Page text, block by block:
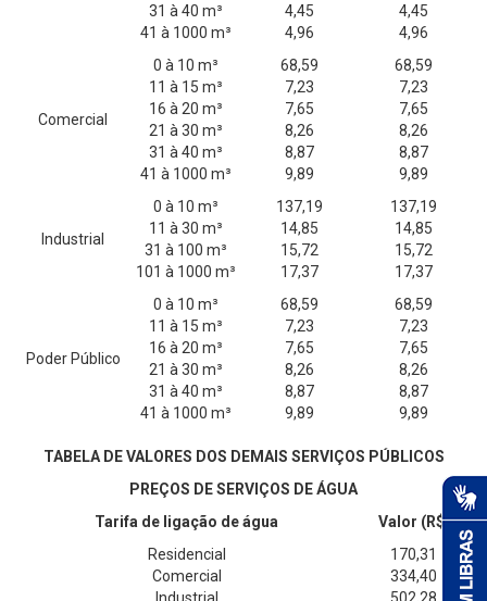
31 à 40 m³
41 à 1000 m³
4,45
4,96
4,45
4,96
Comercial
0 à 10 m³
11 à 15 m³
16 à 20 m³
21 à 30 m³
31 à 40 m³
41 à 1000 m³
68,59
7,23
7,65
8,26
8,87
9,89
68,59
7,23
7,65
8,26
8,87
9,89
Industrial
0 à 10 m³
11 à 30 m³
31 à 100 m³
101 à 1000 m³
137,19
14,85
15,72
17,37
137,19
14,85
15,72
17,37
Poder Público
0 à 10 m³
11 à 15 m³
16 à 20 m³
21 à 30 m³
31 à 40 m³
41 à 1000 m³
68,59
7,23
7,65
8,26
8,87
9,89
68,59
7,23
7,65
8,26
8,87
9,89
TABELA DE VALORES DOS DEMAIS SERVIÇOS PÚBLICOS
PREÇOS DE SERVIÇOS DE ÁGUA
Tarifa de ligação de água
Valor (R$)
Residencial
Comercial
170,31
334,40